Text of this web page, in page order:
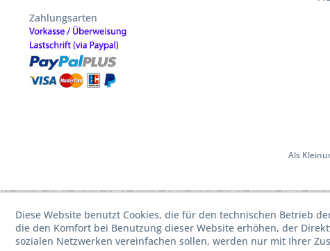
Zahlungsarten
Als
Diese Website benutzt Cookies, die für den technischen Betrieb
die den Komfort bei Benutzung dieser Website erhöhen, der
sozialen Netzwerken vereinfachen sollen, werden nur mit Ihrer